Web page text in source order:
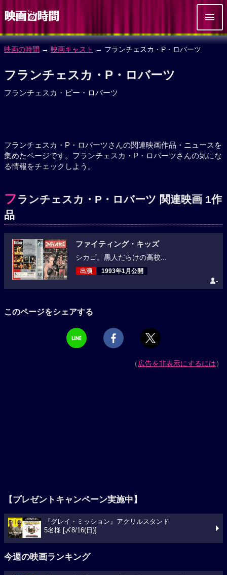
映画の時間 → 映画キャスト → フランチェスカ・P・ロバーツ
フランチェスカ・P・ロバーツ
フランチェスカ・ピー・ロバーツ
フランチェスカ・P・ロバーツさんの関連映画作品・ニュースを
集めたページです。フランチェスカ・P・ロバーツさんの気にな
る情報をチェックしよう。
フ ランチェスカ・P・ロバーツ 関連映画 1作
品
ファイティング・キッズ
シカゴ。黒人だらけの高校...
出演 1993年1月公開
-
このページをシェアする
（広告を非表示にするには）
【プレゼントキャンペーン実施中】
『グレイ・ミッション』アクリルスタンド
5名様 [〆8/16(日)]
今週の映画ランキング